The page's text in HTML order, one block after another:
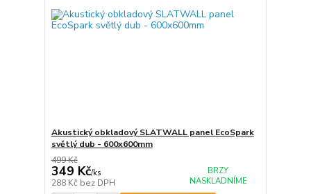
Akustický obkladový SLATWALL panel EcoSpark
světlý dub - 600x600mm
499 Kč
349 Kč/ks
288 Kč bez DPH
BRZY
NASKLADNÍME